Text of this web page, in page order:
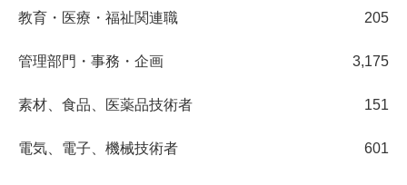
教育・医療・福祉関連職 205
管理部門・事務・企画 3,175
素材、食品、医薬品技術者 151
電気、電子、機械技術者 601